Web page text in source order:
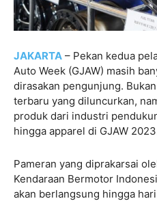
JAKARTA – Pekan kedua
Auto Week (GJAW) masih
dirasakan pengunjung.
terbaru yang diluncurkan,
produk dari industri
hingga apparel di GJAW
Pameran yang diprakarsai
Kendaraan Bermotor
akan berlangsung hingga